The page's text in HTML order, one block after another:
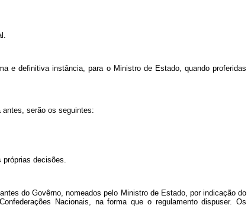
e definitiva instância, para o Ministro de Estado, quando proferidas
antes, serão os seguintes:
próprias decisões.
do Govêrno, nomeados pelo Ministro de Estado, por indicação do
Nacionais, na forma que o regulamento dispuser. Os